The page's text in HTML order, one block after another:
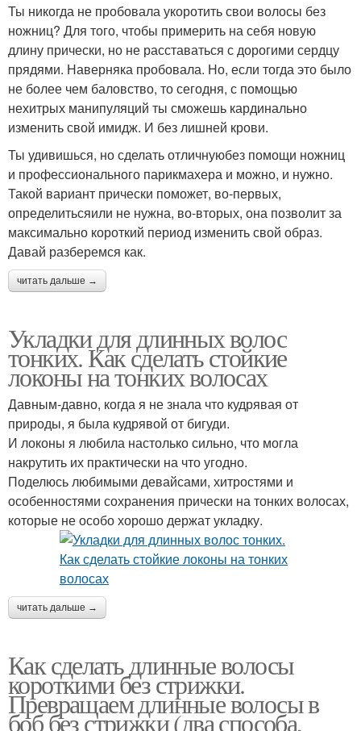
Ты никогда не пробовала укоротить свои волосы без
ножниц? Для того, чтобы примерить на себя новую
длину прически, но не расставаться с дорогими сердцу
прядями. Наверняка пробовала. Но, если тогда это было
не более чем баловство, то сегодня, с помощью
нехитрых манипуляций ты сможешь кардинально
изменить свой имидж. И без лишней крови.
Ты удивишься, но сделать отличнуюбез помощи ножниц
и профессионального парикмахера и можно, и нужно.
Такой вариант прически поможет, во-первых,
определитьсяили не нужна, во-вторых, она позволит за
максимально короткий период изменить свой образ.
Давай разберемся как.
читать дальше →
Укладки для длинных волос
тонких. Как сделать стойкие
локоны на тонких волосах
Давным-давно, когда я не знала что кудрявая от
природы, я была кудрявой от бигуди.
И локоны я любила настолько сильно, что могла
накрутить их практически на что угодно.
Поделюсь любимыми девайсами, хитростями и
особенностями сохранения прически на тонких волосах,
которые не особо хорошо держат укладку.
читать дальше →
Как сделать длинные волосы
короткими без стрижки.
Превращаем длинные волосы в
боб без стрижки (два способа,